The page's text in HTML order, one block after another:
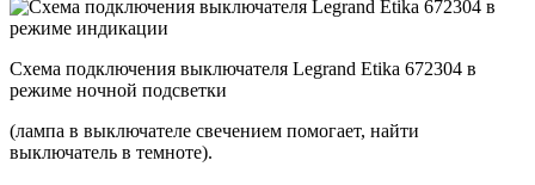
Схема подключения выключателя Legrand Etika 672304 в
режиме ночной подсветки
(лампа в выключателе свечением помогает, найти
выключатель в темноте).